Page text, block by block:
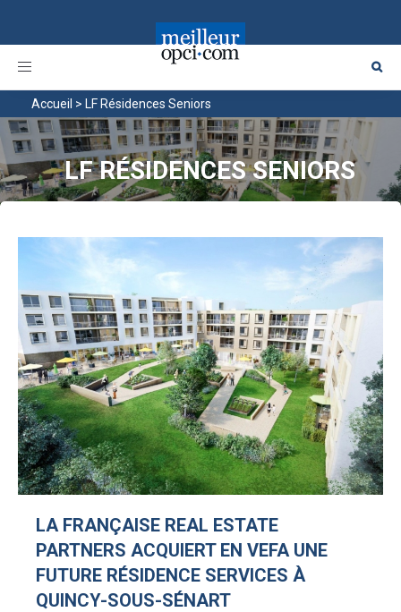
Toggle
Accueil > LF Résidences Seniors
LF RÉSIDENCES SENIORS
LA FRANÇAISE REAL ESTATE
PARTNERS ACQUIERT EN VEFA UNE
FUTURE RÉSIDENCE SERVICES À
QUINCY-SOUS-SÉNART